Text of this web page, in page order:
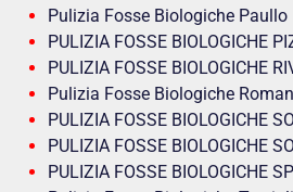
Pulizia Fosse Biologiche Paullo
PULIZIA FOSSE BIOLOGICHE
PULIZIA FOSSE BIOLOGICHE
Pulizia Fosse Biologiche
PULIZIA FOSSE BIOLOGICHE
PULIZIA FOSSE BIOLOGICHE
PULIZIA FOSSE BIOLOGICHE